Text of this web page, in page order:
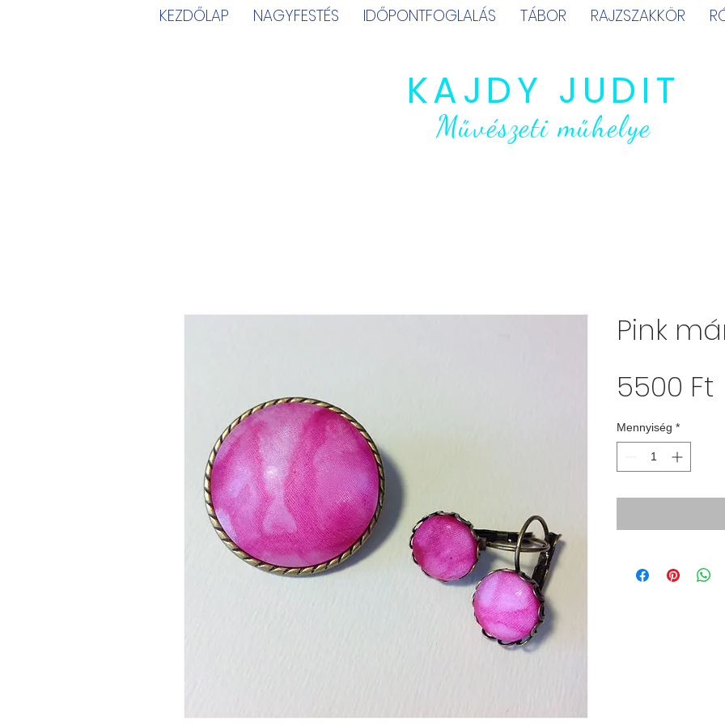
KEZDŐLAP NAGYFESTÉS IDŐPONTFOGLALÁS TÁBOR RAJZSZAKKÖR
KAJDY JUDIT
Művészeti műhelye
Pink
5500 Ft
Mennyiség *